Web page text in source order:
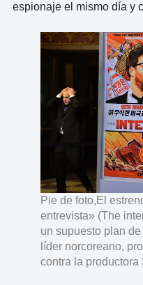
espionaje el mismo día y
Pie de foto,El
entrevista» (The
un supuesto plan
líder norcoreano,
contra la productora